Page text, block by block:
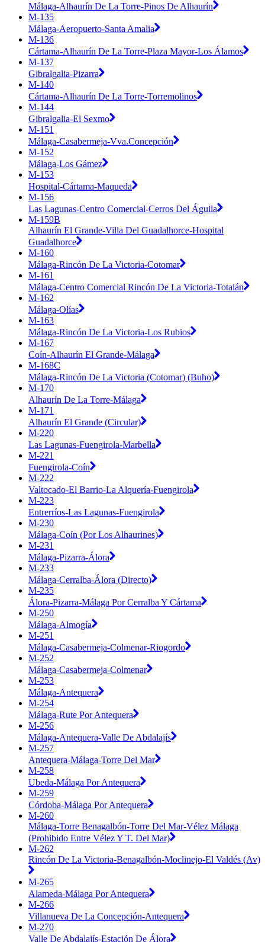
Málaga-Alhaurín De La Torre-Pinos De Alhaurín
M-135
Málaga-Aeropuerto-Santa Amalia
M-136
Cártama-Alhaurín De La Torre-Plaza Mayor-Los Álamos
M-137
Gibralgalia-Pizarra
M-140
Cártama-Alhaurín De La Torre-Torremolinos
M-144
Gibralgalia-El Sexmo
M-151
Málaga-Casabermeja-Vva.Concepción
M-152
Málaga-Los Gámez
M-153
Hospital-Cártama-Maqueda
M-156
Las Lagunas-Centro Comercial-Cerros Del Águila
M-159B
Alhaurín El Grande-Villa Del Guadalhorce-Hospital
Guadalhorce
M-160
Málaga-Rincón De La Victoria-Cotomar
M-161
Málaga-Centro Comercial Rincón De La Victoria-Totalán
M-162
Málaga-Olías
M-163
Málaga-Rincón De La Victoria-Los Rubios
M-167
Coín-Alhaurín El Grande-Málaga
M-168C
Málaga-Rincón De La Victoria (Cotomar) (Buho)
M-170
Alhaurín De La Torre-Málaga
M-171
Alhaurín El Grande (Circular)
M-220
Las Lagunas-Fuengirola-Marbella
M-221
Fuengirola-Coín
M-222
Valtocado-El Barrio-La Alquería-Fuengirola
M-223
Entrerríos-Las Lagunas-Fuengirola
M-230
Málaga-Coín (Por Los Alhaurines)
M-231
Málaga-Pizarra-Álora
M-233
Málaga-Cerralba-Álora (Directo)
M-235
Álora-Pizarra-Málaga Por Cerralba Y Cártama
M-250
Málaga-Almogía
M-251
Málaga-Casabermeja-Colmenar-Riogordo
M-252
Málaga-Casabermeja-Colmenar
M-253
Málaga-Antequera
M-254
Málaga-Rute Por Antequera
M-256
Málaga-Antequera-Valle De Abdalajís
M-257
Antequera-Málaga-Torre Del Mar
M-258
Ubeda-Málaga Por Antequera
M-259
Córdoba-Málaga Por Antequera
M-260
Málaga-Torre Benagalbón-Torre Del Mar-Vélez Málaga
(Prohibido Entre Vélez Y T. Del Mar)
M-262
Rincón De La Victoria-Benagalbón-Moclinejo-El Valdés (Av)
M-265
Alameda-Málaga Por Antequera
M-266
Villanueva De La Concepción-Antequera
M-270
Valle De Abdalajís-Estación De Álora